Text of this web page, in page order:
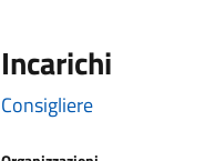
Incarichi
Consigliere